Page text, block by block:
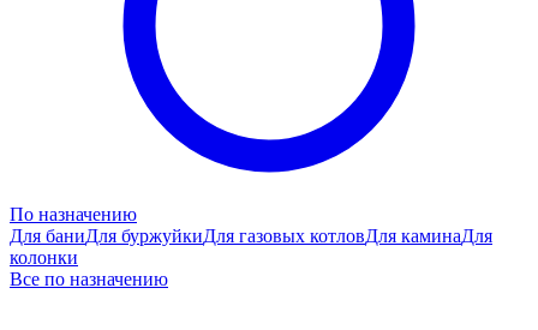
По назначению
Для баниДля буржуйкиДля газовых котловДля каминаДля
колонки
Все по назначению